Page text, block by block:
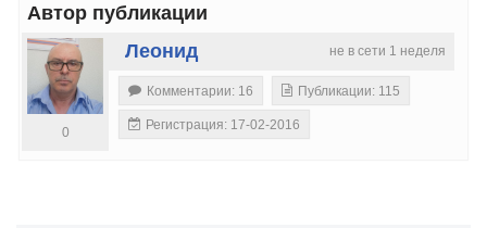
Автор публикации
не в сети 1 неделя
Леонид
0
Комментарии: 16 Публикации: 115
Регистрация: 17-02-2016